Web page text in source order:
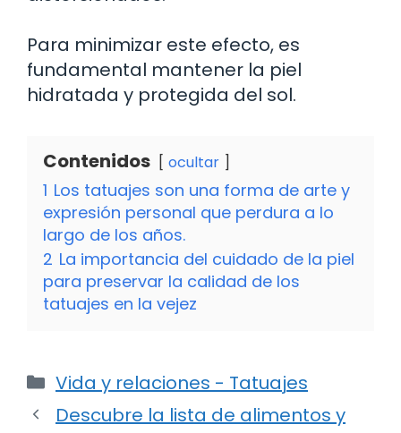
Para minimizar este efecto, es
fundamental mantener la piel
hidratada y protegida del sol.
Contenidos ocultar
1 Los tatuajes son una forma de arte y
expresión personal que perdura a lo
largo de los años.
2 La importancia del cuidado de la piel
para preservar la calidad de los
tatuajes en la vejez
Categorías
Vida y relaciones - Tatuajes
Descubre la lista de alimentos y